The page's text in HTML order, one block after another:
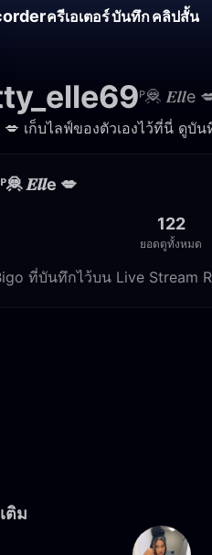
ครีเอเตอร์บันทึกคลิปสั้น
ᴾ🦧 𝑬𝒍𝒍e
💋 เก็บไลฟ์ของตัวเองไว้ที่นี่ ดูบั
𝑬𝒍𝒍e 💋
122
ยอดดูทั้งหมด
ที่บันทึกไว้บน Live
ติม